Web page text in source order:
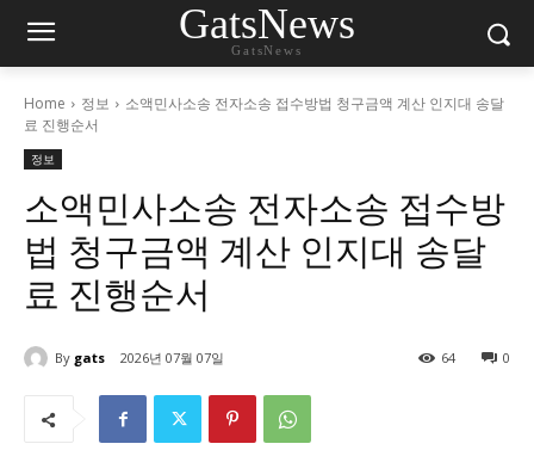
GatsNews
GatsNews
Home 정보
소액민사소송 전자소송 접수방법 청구금액 계산 인지대 송달
료 진행순서
정보
소액민사소송 전자소송 접수방
법 청구금액 계산 인지대 송달
료 진행순서
By gats 2026년 07월 07일 0
64